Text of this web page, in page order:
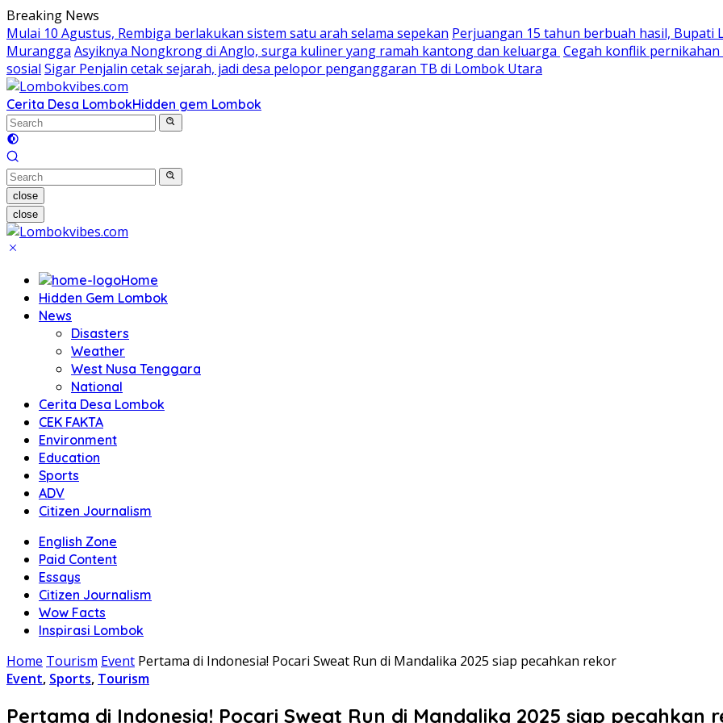
Skip
to
content
Breaking News
Mulai 10 Agustus, Rembiga berlakukan sistem satu arah selama sepekan Perjuangan 15 tahun berbuah hasil, Bupati
Murangga Asyiknya Nongkrong di Anglo, surga kuliner yang ramah kantong dan keluarga Cegah konflik
sosial Sigar Penjalin cetak sejarah, jadi desa pelopor penganggaran TB di Lombok Utara
Cerita Desa LombokHidden gem Lombok
close
close
Home
Hidden Gem Lombok
News
Disasters
Weather
West Nusa Tenggara
National
Cerita Desa Lombok
CEK FAKTA
Environment
Education
Sports
ADV
Citizen Journalism
English Zone
Paid Content
Essays
Citizen Journalism
Wow Facts
Inspirasi Lombok
Home Tourism Event Pertama di Indonesia! Pocari Sweat Run di Mandalika 2025 siap pecahkan rekor
Event, Sports, Tourism
Pertama di Indonesia! Pocari Sweat Run di Mandalika 2025 siap pecahkan